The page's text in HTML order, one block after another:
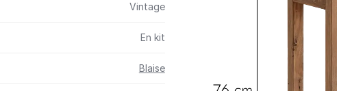
Vintage
En kit
Blaise